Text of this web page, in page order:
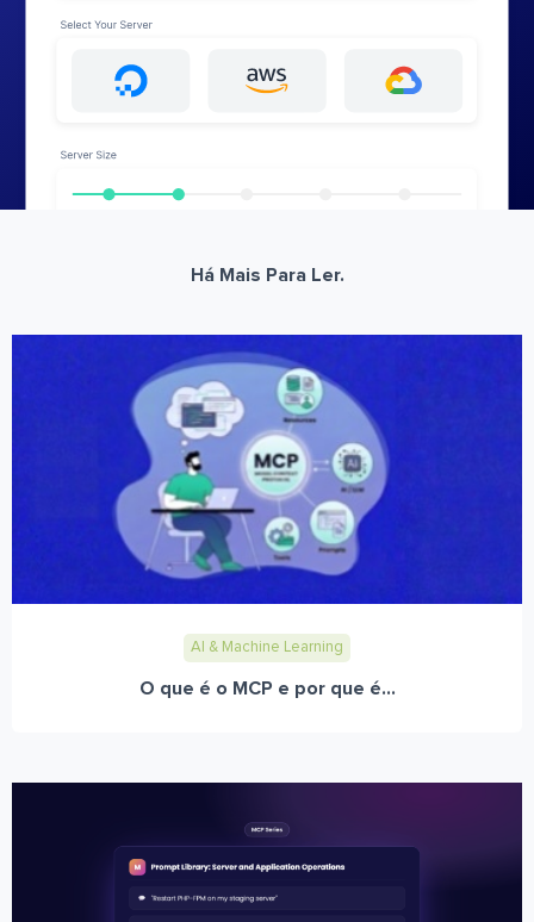
Há Mais Para Ler.
AI & Machine Learning
O que é o MCP e por que é...